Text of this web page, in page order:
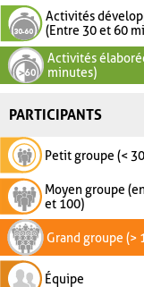
Activités
(Entre 30 et 60
Activités
minutes)
PARTICIPANTS
Petit groupe (<
Moyen groupe
et 100)
Grand groupe (>
Équipe